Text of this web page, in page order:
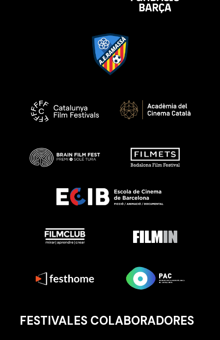
FESTIVALES COLABORADORES